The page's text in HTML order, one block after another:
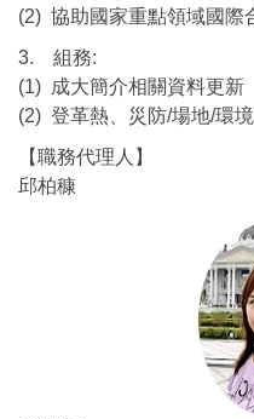
(2) 協助國家重點領域國際
3. 組務:
(1) 成大簡介相關資料更新
(2) 登革熱、災防/場地/環
【職務代理人】
邱柏穅